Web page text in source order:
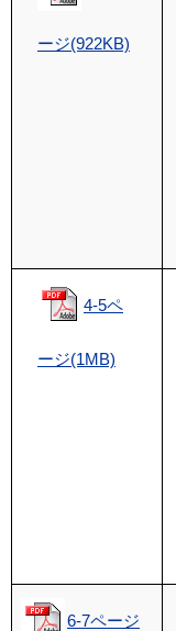
ージ(922KB)
4-5ペ
ージ(1MB)
6-7ページ